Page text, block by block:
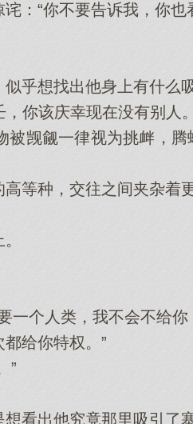
“你不要告诉我，你也
想找出他身上有什么吸
你该庆幸现在没有别人
觊觎一律视为挑衅，腾
种，交往之间夹杂着更
个人类，我不会不给你
给你特权。”
”
出他究竟那里吸引了塞